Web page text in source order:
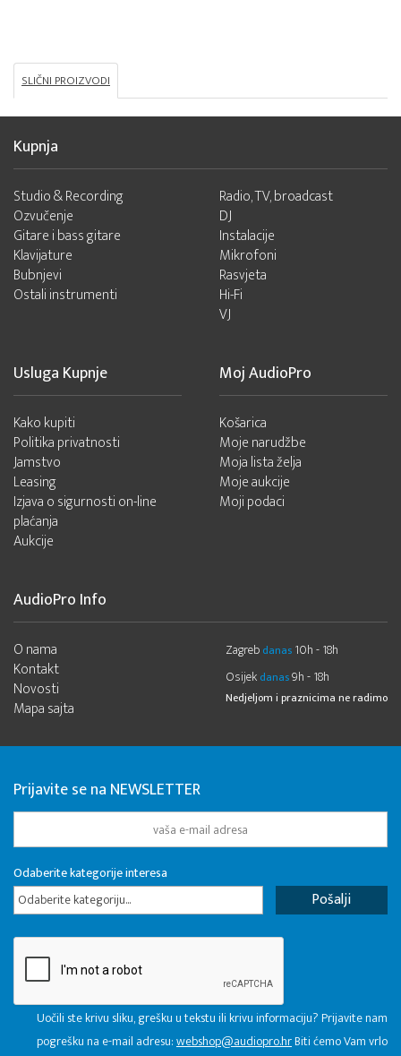
SLIČNI PROIZVODI
Kupnja
Studio & Recording
Ozvučenje
Gitare i bass gitare
Klavijature
Bubnjevi
Ostali instrumenti
Radio, TV, broadcast
DJ
Instalacije
Mikrofoni
Rasvjeta
Hi-Fi
VJ
Usluga Kupnje
Kako kupiti
Politika privatnosti
Jamstvo
Leasing
Izjava o sigurnosti on-line
plaćanja
Aukcije
Moj AudioPro
Košarica
Moje narudžbe
Moja lista želja
Moje aukcije
Moji podaci
AudioPro Info
O nama
Kontakt
Novosti
Mapa sajta
Zagreb danas 10h - 18h
Osijek danas9h - 18h
Nedjeljom i praznicima ne radimo
Prijavite se na NEWSLETTER
Odaberite kategorije interesa
Odaberite kategoriju...
Uočili ste krivu sliku, grešku u tekstu ili krivu informaciju? Prijavite nam
pogrešku na e-mail adresu:webshop@audiopro.hrBiti ćemo Vam vrlo